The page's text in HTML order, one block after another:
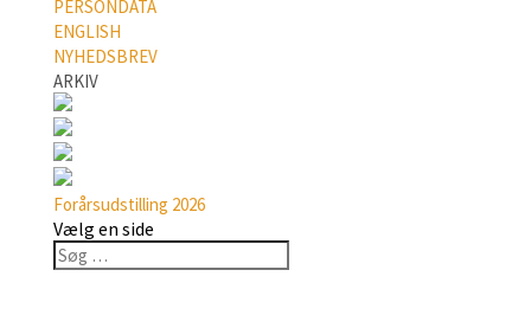
PERSONDATA
ENGLISH
NYHEDSBREV
ARKIV
Forårsudstilling 2026
Vælg en side